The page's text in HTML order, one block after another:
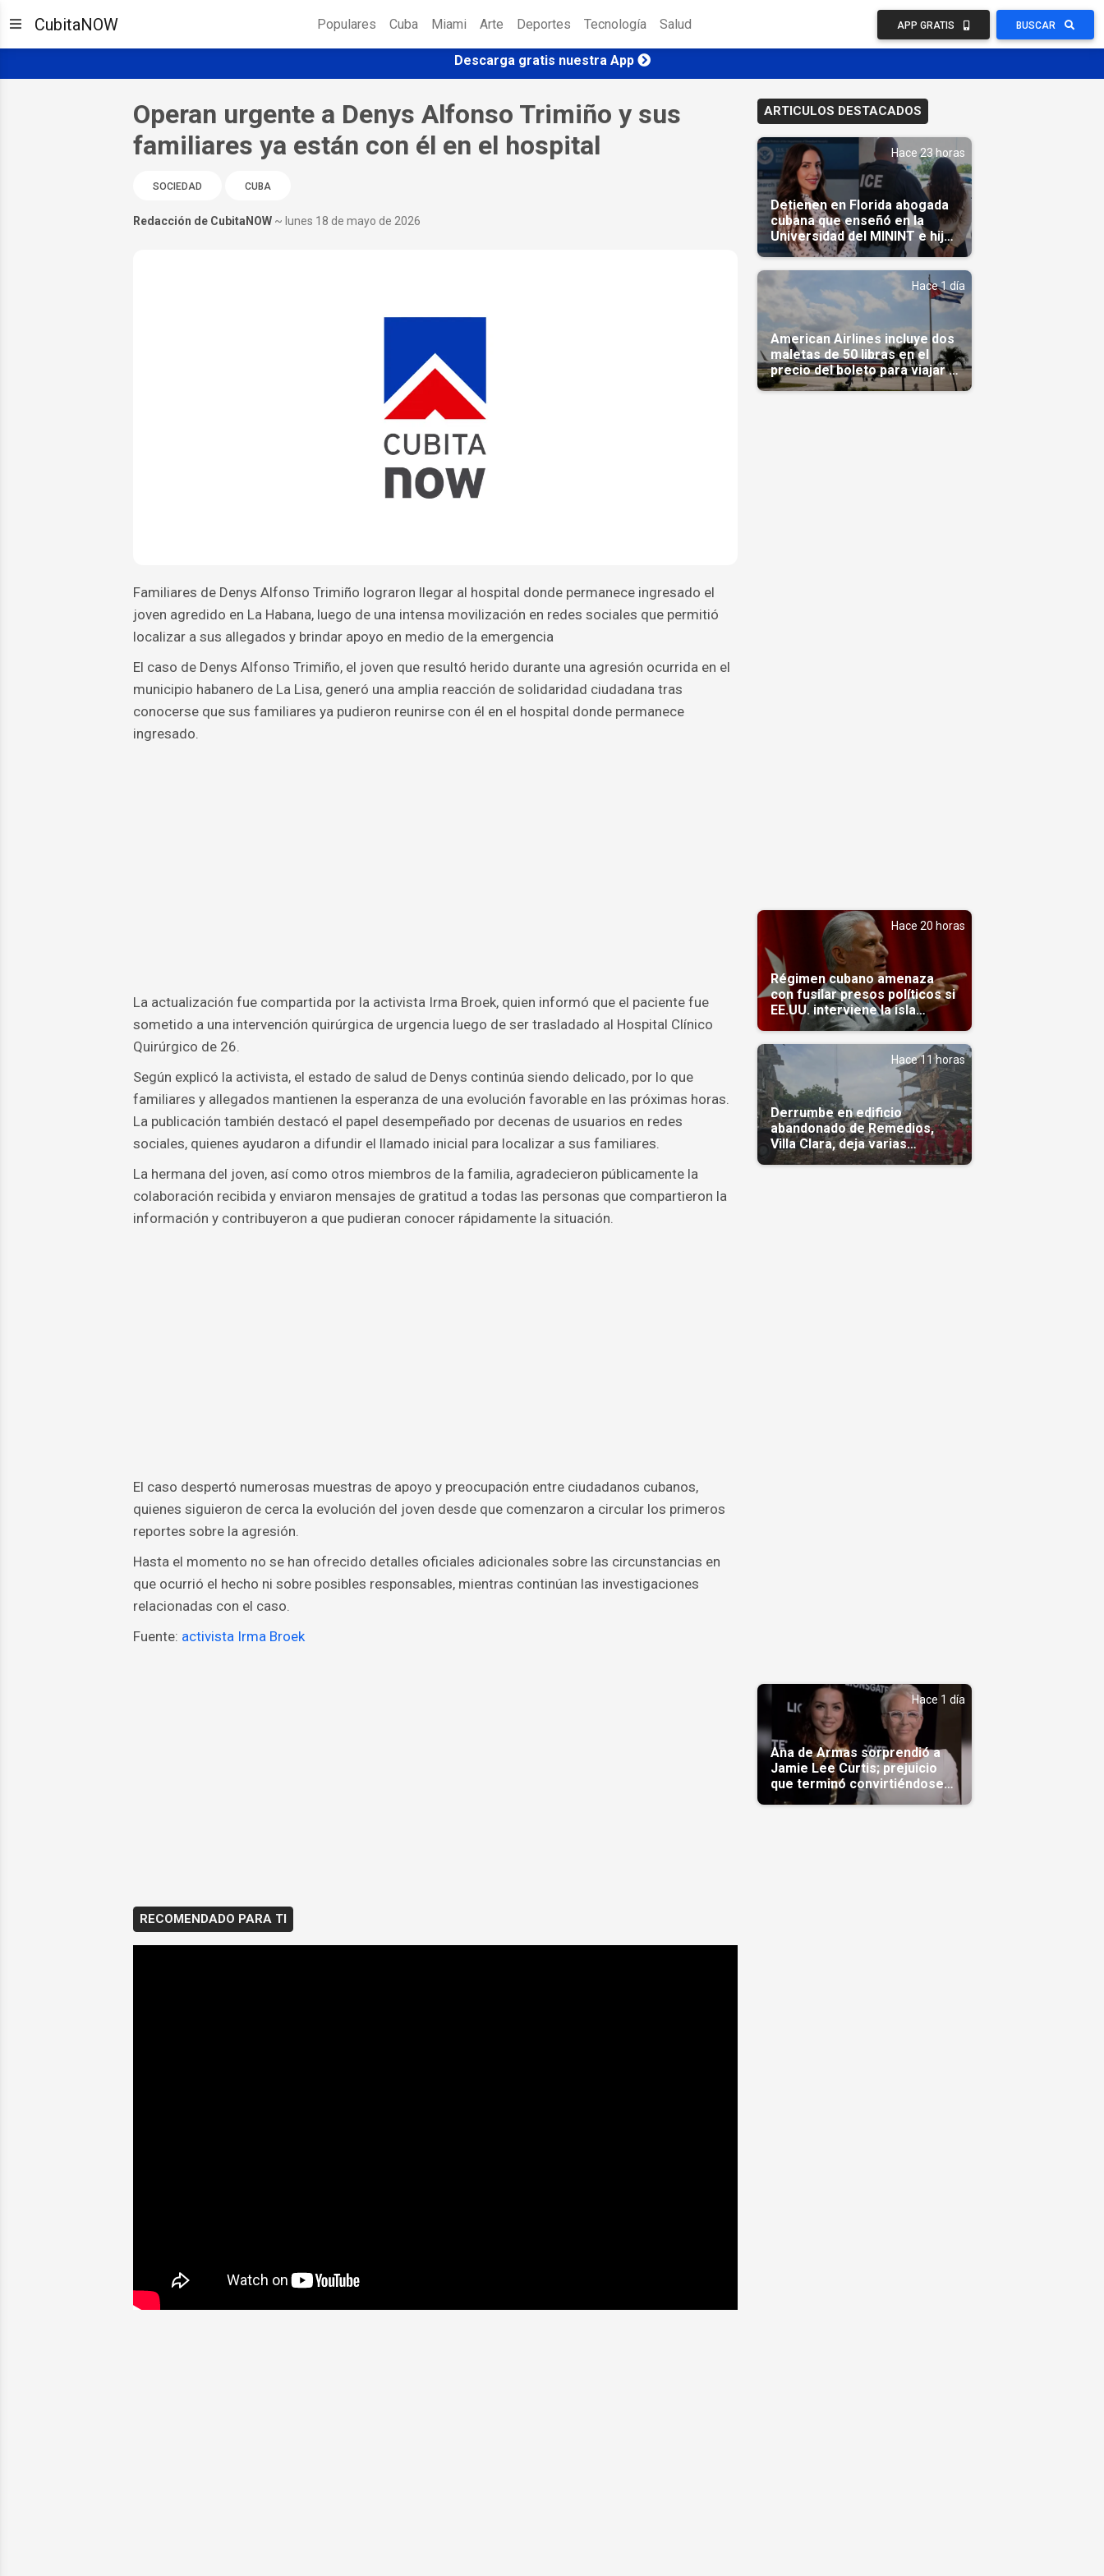
CubitaNOW Populares Cuba Miami Arte Deportes Tecnología Salud APP GRATIS BUSCAR
Descarga gratis nuestra App
Operan urgente a Denys Alfonso Trimiño y sus
familiares ya están con él en el hospital
SOCIEDAD CUBA
Redacción de CubitaNOW ~ lunes 18 de mayo de 2026
Familiares de Denys Alfonso Trimiño lograron llegar al hospital donde permanece ingresado el
joven agredido en La Habana, luego de una intensa movilización en redes sociales que permitió
localizar a sus allegados y brindar apoyo en medio de la emergencia
El caso de Denys Alfonso Trimiño, el joven que resultó herido durante una agresión ocurrida en el
municipio habanero de La Lisa, generó una amplia reacción de solidaridad ciudadana tras
conocerse que sus familiares ya pudieron reunirse con él en el hospital donde permanece
ingresado.
La actualización fue compartida por la activista Irma Broek, quien informó que el paciente fue
sometido a una intervención quirúrgica de urgencia luego de ser trasladado al Hospital Clínico
Quirúrgico de 26.
Según explicó la activista, el estado de salud de Denys continúa siendo delicado, por lo que
familiares y allegados mantienen la esperanza de una evolución favorable en las próximas horas.
La publicación también destacó el papel desempeñado por decenas de usuarios en redes
sociales, quienes ayudaron a difundir el llamado inicial para localizar a sus familiares.
La hermana del joven, así como otros miembros de la familia, agradecieron públicamente la
colaboración recibida y enviaron mensajes de gratitud a todas las personas que compartieron la
información y contribuyeron a que pudieran conocer rápidamente la situación.
El caso despertó numerosas muestras de apoyo y preocupación entre ciudadanos cubanos,
quienes siguieron de cerca la evolución del joven desde que comenzaron a circular los primeros
reportes sobre la agresión.
Hasta el momento no se han ofrecido detalles oficiales adicionales sobre las circunstancias en
que ocurrió el hecho ni sobre posibles responsables, mientras continúan las investigaciones
relacionadas con el caso.
Fuente: activista Irma Broek
RECOMENDADO PARA TI
ARTICULOS DESTACADOS
Hace 23 horas
Detienen en Florida abogada
cubana que enseñó en la
Universidad del MININT e hija
de diplomático cubano
Hace 1 día
American Airlines incluye dos
maletas de 50 libras en el
precio del boleto para viajar a
Cuba en agosto
Hace 20 horas
Régimen cubano amenaza
con fusilar presos políticos si
EE.UU. interviene la isla
(Video)
Hace 11 horas
Derrumbe en edificio
abandonado de Remedios,
Villa Clara, deja varias
personas atrapadas
Hace 1 día
Ana de Armas sorprendió a
Jamie Lee Curtis; prejuicio
que terminó convirtiéndose
en admiración en Hollywood